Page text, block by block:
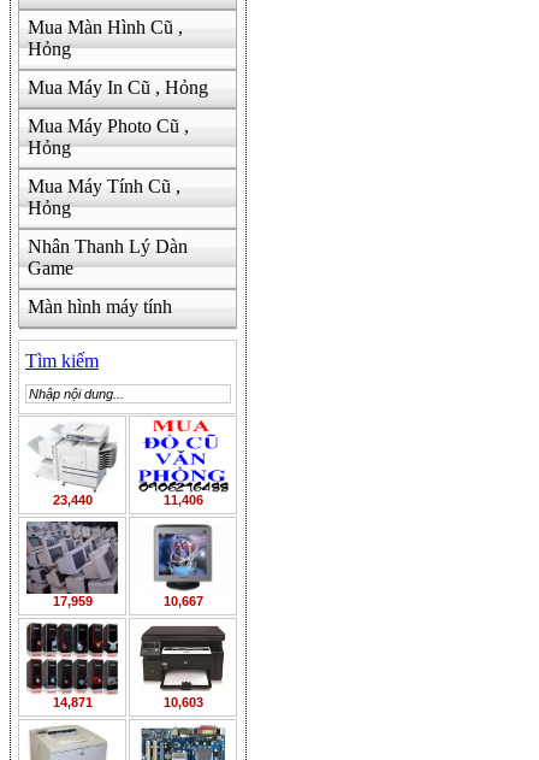
Mua Màn Hình Cũ ,
Hỏng
Mua Máy In Cũ , Hỏng
Mua Máy Photo Cũ ,
Hỏng
Mua Máy Tính Cũ ,
Hỏng
Nhân Thanh Lý Dàn
Game
Màn hình máy tính
Tìm kiếm
23,440 11,406
17,959 10,667
14,871 10,603